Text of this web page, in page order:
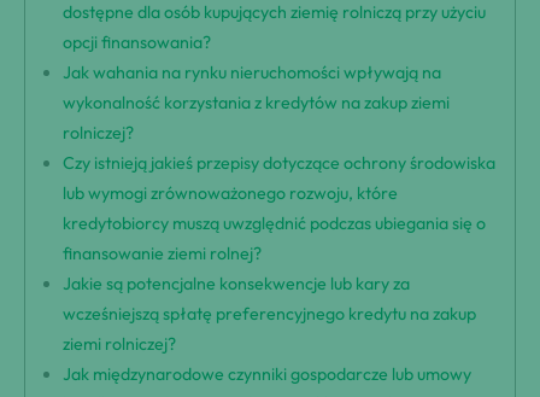
dostępne dla osób kupujących ziemię rolniczą przy użyciu
opcji finansowania?
Jak wahania na rynku nieruchomości wpływają na
wykonalność korzystania z kredytów na zakup ziemi
rolniczej?
Czy istnieją jakieś przepisy dotyczące ochrony środowiska
lub wymogi zrównoważonego rozwoju, które
kredytobiorcy muszą uwzględnić podczas ubiegania się o
finansowanie ziemi rolnej?
Jakie są potencjalne konsekwencje lub kary za
wcześniejszą spłatę preferencyjnego kredytu na zakup
ziemi rolniczej?
Jak międzynarodowe czynniki gospodarcze lub umowy